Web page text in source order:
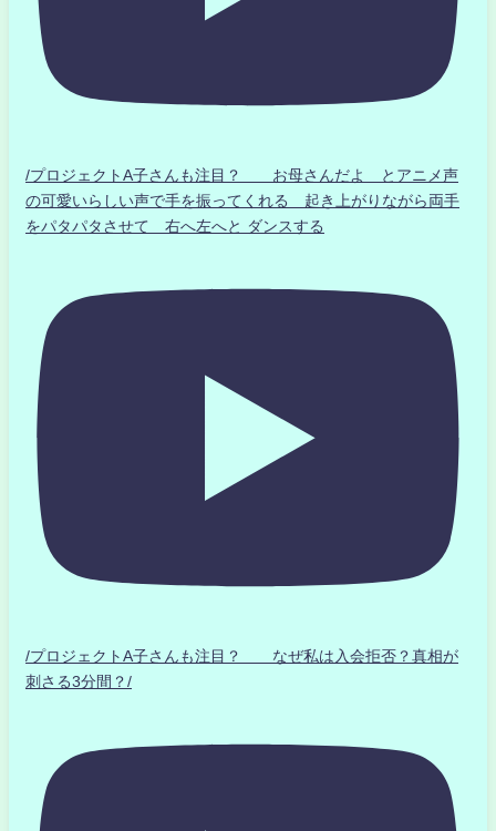
/プロジェクトA子さんも注目？ お母さんだよ とアニメ声
の可愛いらしい声で手を振ってくれる 起き上がりながら両手
をパタパタさせて 右へ左へと ダンスする
/プロジェクトA子さんも注目？ なぜ私は入会拒否？真相が
刺さる3分間？/